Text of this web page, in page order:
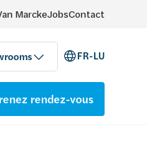
MarckeJobsContact
FR-LU
rendez-vous